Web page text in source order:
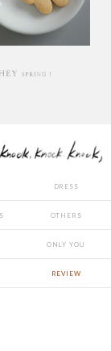
DRESS
OTHERS
ONLY YOU
REVIEW